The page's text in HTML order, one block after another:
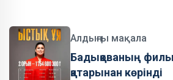
Алдыңғы мақала
Бадықованың
қатарынан көрінді